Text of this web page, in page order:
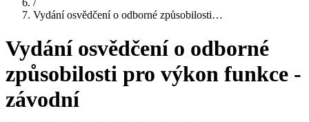
/
Vydání osvědčení o odborné způsobilosti…
Vydání osvědčení o odborné
způsobilosti pro výkon funkce -
závodní